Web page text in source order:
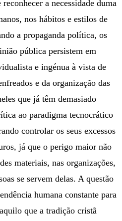
a necessidade duma
nos hábitos e estilos de
a propaganda política, os
pública persistem em
e ingénua à vista de
e da organização das
que já têm demasiado
ao paradigma tecnocrático
controlar os seus excessos
já que o perigo maior não
materiais, nas organizações,
se servem delas. A questão
humana constante para
que a tradição cristã